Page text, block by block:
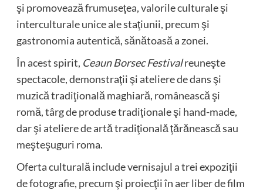
şi promovează frumuseţea, valorile culturale şi
interculturale unice ale staţiunii, precum şi
gastronomia autentică, sănătoasă a zonei.
În acest spirit, Ceaun Borsec Festivalreuneşte
spectacole, demonstraţii şi ateliere de dans şi
muzică tradiţională maghiară, românească şi
romă, târg de produse tradiţionale şi hand-made,
dar şi ateliere de artă tradiţională ţărănească sau
meşteşuguri roma.
Oferta culturală include vernisajul a trei expoziţii
de fotografie, precum şi proiecţii în aer liber de film